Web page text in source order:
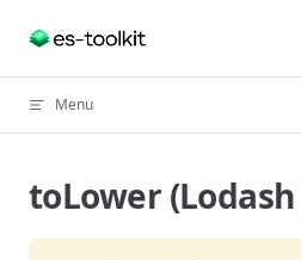
Skip to content
Menu
toLower (Lodash